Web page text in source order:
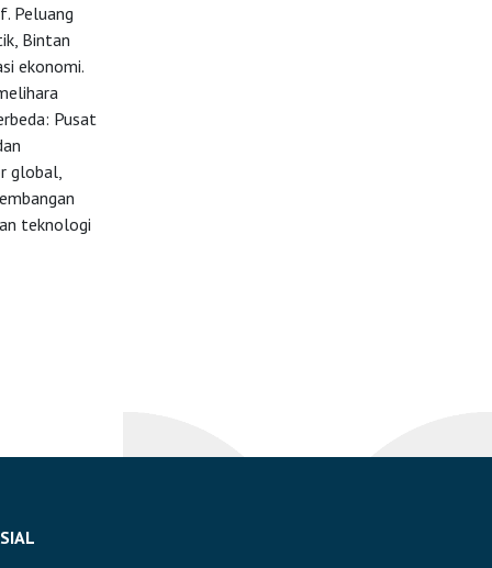
Peluang
Bintan
ekonomi.
Pusat
global,
teknologi